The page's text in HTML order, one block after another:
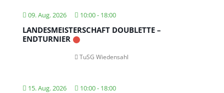
09. Aug. 2026 10:00- 18:00
LANDESMEISTERSCHAFT DOUBLETTE –
ENDTURNIER
TuSG Wiedensahl
15. Aug. 2026 10:00- 18:00